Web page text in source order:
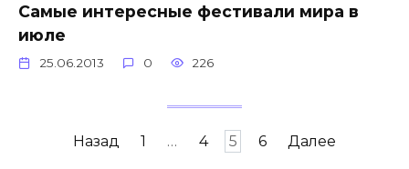
Самые интересные фестивали мира в
июле
25.06.2013 0 226
Навигация
Назад 1 … 4 5 6 Далее